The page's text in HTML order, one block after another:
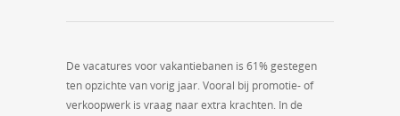
De vacatures voor vakantiebanen is 61% gestegen
ten opzichte van vorig jaar. Vooral bij promotie- of
verkoopwerk is vraag naar extra krachten. In de